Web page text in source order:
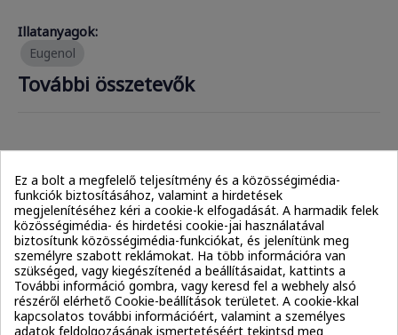
Illatanyagok:
Eugenol
További összetevők
Glycerin Propanediol
Állagjavítók:
PEG-100 Stearate
Hydroxyethylcellulose
Maltodextrin
Ez a bolt a megfelelő teljesítmény és a közösségimédia-
funkciók biztosításához, valamint a hirdetések
megjelenítéséhez kéri a cookie-k elfogadását. A harmadik felek
közösségimédia- és hirdetési cookie-jai használatával
biztosítunk közösségimédia-funkciókat, és jelenítünk meg
személyre szabott reklámokat. Ha több információra van
szükséged, vagy kiegészítenéd a beállításaidat, kattints a
További információ gombra, vagy keresd fel a webhely alsó
részéről elérhető Cookie-beállítások területet. A cookie-kkal
kapcsolatos további információért, valamint a személyes
adatok feldolgozásának ismertetéséért tekintsd meg